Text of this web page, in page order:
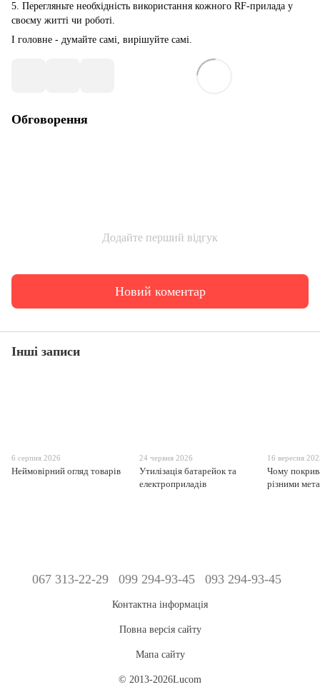
5. Перегляньте необхідність використання кожного RF-прилада у
своєму житті чи роботі.
І головне - думайте самі, вирішуйте самі.
Обговорення
Додайте перший відгук
Новий коментар
Інші записи
6 серпня 2026
Неймовірний огляд товарів
24 червня 2026
Утилізація батарейок та
електроприладів
16 вересня
Чому
різними
067 313-22-29 099 294-93-45 093 294-93-45
Контактна інформація
Повна версія сайту
Мапа сайту
© 2013-2026Lucom